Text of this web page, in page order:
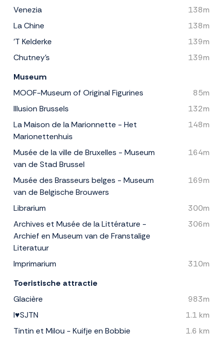
Venezia
138m
La Chine
138m
'T Kelderke
139m
Chutney's
139m
Museum
MOOF-Museum of Original Figurines
85m
Illusion Brussels
132m
La Maison de la Marionnette - Het
Marionettenhuis
148m
Musée de la ville de Bruxelles - Museum
van de Stad Brussel
164m
Musée des Brasseurs belges - Museum
van de Belgische Brouwers
169m
Librarium
300m
Archives et Musée de la Littérature -
Archief en Museum van de Franstalige
Literatuur
306m
Imprimarium
310m
Toeristische attractie
Glacière
983m
I♥SJTN
1.1 km
Tintin et Milou - Kuifje en Bobbie
1.6 km